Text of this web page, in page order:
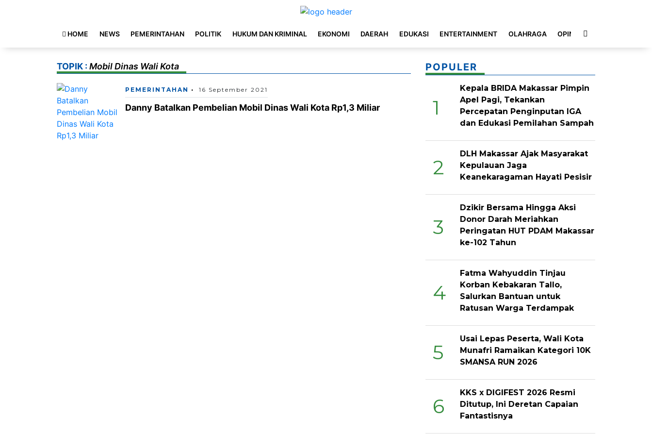
HOME NEWS PEMERINTAHAN POLITIK HUKUM DAN KRIMINAL EKONOMI DAERAH EDUKASI ENTERTAINMENT OLAHRAGA OPINI INDEKS
TOPIK :Mobil Dinas Wali Kota
PEMERINTAHAN 16 September 2021
Danny Batalkan Pembelian Mobil Dinas Wali Kota Rp1,3 Miliar
POPULER
1
Kepala BRIDA Makassar Pimpin
Apel Pagi, Tekankan
Percepatan Penginputan IGA
dan Edukasi Pemilahan Sampah
2
DLH Makassar Ajak Masyarakat
Kepulauan Jaga
Keanekaragaman Hayati Pesisir
3
Dzikir Bersama Hingga Aksi
Donor Darah Meriahkan
Peringatan HUT PDAM Makassar
ke-102 Tahun
4
Fatma Wahyuddin Tinjau
Korban Kebakaran Tallo,
Salurkan Bantuan untuk
Ratusan Warga Terdampak
5
Usai Lepas Peserta, Wali Kota
Munafri Ramaikan Kategori 10K
SMANSA RUN 2026
6
KKS x DIGIFEST 2026 Resmi
Ditutup, Ini Deretan Capaian
Fantastisnya